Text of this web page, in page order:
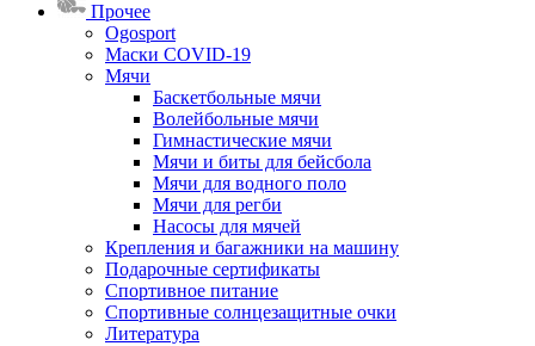
Прочее
Ogosport
Маски COVID-19
Мячи
Баскетбольные мячи
Волейбольные мячи
Гимнастические мячи
Мячи и биты для бейсбола
Мячи для водного поло
Мячи для регби
Насосы для мячей
Крепления и багажники на машину
Подарочные сертификаты
Спортивное питание
Спортивные солнцезащитные очки
Литература